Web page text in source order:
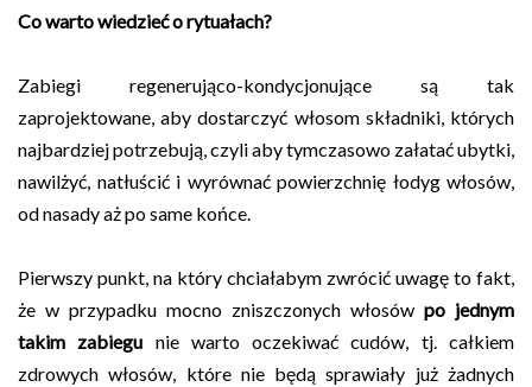
Co warto wiedzieć o rytuałach?
Zabiegi regenerująco-kondycjonujące są tak
zaprojektowane, aby dostarczyć włosom składniki, których
najbardziej potrzebują, czyli aby tymczasowo załatać ubytki,
nawilżyć, natłuścić i wyrównać powierzchnię łodyg włosów,
od nasady aż po same końce.
Pierwszy punkt, na który chciałabym zwrócić uwagę to fakt,
że w przypadku mocno zniszczonych włosów po jednym
takim zabiegu nie warto oczekiwać cudów, tj. całkiem
zdrowych włosów, które nie będą sprawiały już żadnych